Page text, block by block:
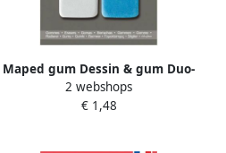
Maped gum Dessin & gum Duo-
Gom op blister
2 webshops
€ 1,48